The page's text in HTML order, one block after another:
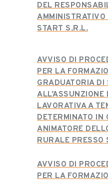
DEL
AMMINISTRATIVO
START S.R.L.
AVVISO DI
PER LA
GRADUATORIA DI
ALL’ASSUNZIONE
LAVORATIVA A
DETERMINATO IN
ANIMATORE
RURALE PRESSO
AVVISO DI
PER LA